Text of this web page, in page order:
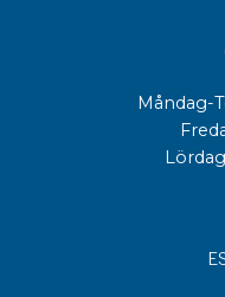
Måndag-